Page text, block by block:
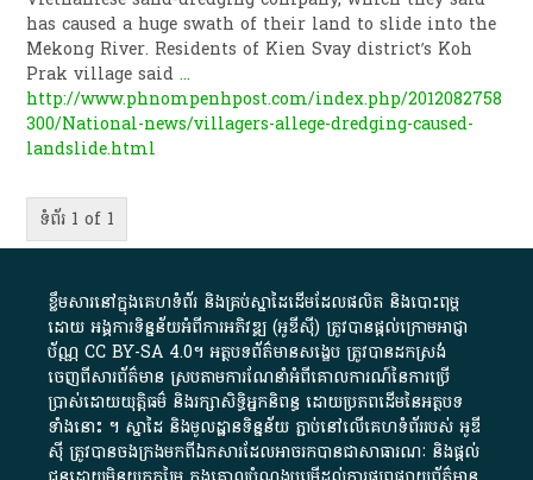
has caused a huge swath of their land to slide into the
Mekong River. Residents of Kien Svay district’s Koh
Prak village said...
http://www.phnompenhpost.com/index.php/2012082758
300/National-news/villagers-allege-dredging-caused-
landslide.html
ទំព័រ 1 of 1
ខ្លឹមសារ​នៅ​ក្នុង​គេហទំព័រ និង​គ្រប់​ស្នា​ដៃ​ដើម​ដែល​ផលិត​ និង​បោះពុម្ព​
ដោយ​ អង្គការ​ទិន្នន័យ​អំពី​ការអភិវឌ្ឍ​​ (អូ​ឌី​ស៊ី)​ ត្រូវ​បាន​ផ្តល់​ក្រោម​អាជ្ញា
ប័ណ្ណ​CC BY-SA 4.0។​ អត្ថបទ​ព័ត៌មាន​សង្ខេប​ ត្រូវ​បាន​ដកស្រង់​
ចេញពី​សារព័ត៌មាន ស្របតាមការ​ណែនាំ​អំពី​គោលការណ៍​នៃ​ការ​ប្រើ
ប្រាស់​ដោយ​យុត្តិធម៌​ និង​រក្សាសិទ្ធិអ្នកនិពន្ធ ដោយ​ប្រភពដើម​នៃ​​អត្ថបទ
ទាំង​នោះ​ ។​ ស្នាដៃ​ និង​មូលដ្ឋាន​ទិន្នន័យ ​ភ្ជាប់​នៅ​លើ​គេហទំព័រ​របស់​ អូ​ឌី​
ស៊ី​ ត្រូវ​បាន​ចងក្រង​មក​ពី​ឯកសារ​ដែល​អាច​រក​បានជា​សាធារណៈ​ និង​ផ្តល់​